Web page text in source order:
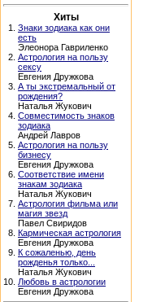
Хиты
1. Знаки зодиака как они
есть
Элеонора Гавриленко
2. Астрология на пользу
сексу
Евгения Дружкова
3. А ты экстремальный от
рождения?
Наталья Жукович
4. Совместимость знаков
зодиака
Андрей Лавров
5. Астрология на пользу
бизнесу
Евгения Дружкова
6. Соответствие имени
знакам зодиака
Наталья Жукович
7. Астрология фильма или
магия звезд
Павел Свиридов
8. Кармическая астрология
Евгения Дружкова
9. К сожаленью, день
рожденья только...
Наталья Жукович
10. Любовь в астрологии
Евгения Дружкова